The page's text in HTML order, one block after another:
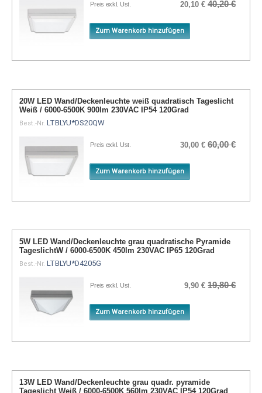
Preis exkl. Ust. 20,10 € 40,20 €
Zum Warenkorb hinzufügen
20W LED Wand/Deckenleuchte weiß quadratisch Tageslicht
Weiß / 6000-6500K 900lm 230VAC IP54 120Grad
Best.-Nr. LTBLYU*DS20QW
Preis exkl. Ust. 30,00 € 60,00 €
Zum Warenkorb hinzufügen
5W LED Wand/Deckenleuchte grau quadratische Pyramide
TageslichtW / 6000-6500K 450lm 230VAC IP65 120Grad
Best.-Nr. LTBLYU*D4205G
Preis exkl. Ust. 9,90 € 19,80 €
Zum Warenkorb hinzufügen
13W LED Wand/Deckenleuchte grau quadr. pyramide
Tageslicht Weiß / 6000-6500K 560lm 230VAC IP54 120Grad